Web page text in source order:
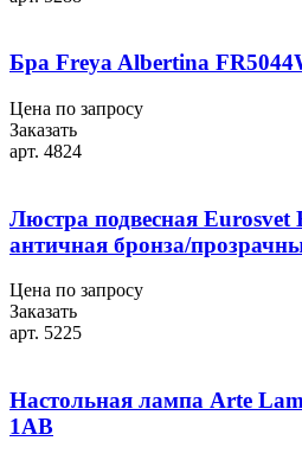
Бра Freya Albertina
Цена по запросу
Заказать
арт. 4824
Люстра подвесная Eurosvet
античная бронза/
Цена по запросу
Заказать
арт. 5225
Настольная лампа Arte
1AB